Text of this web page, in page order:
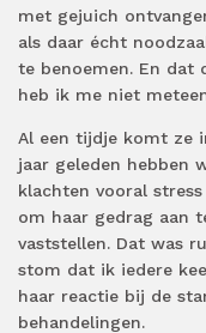
met gejuich
als daar écht
te benoemen. En dat
heb ik me niet
Al een tijdje komt ze
jaar geleden hebben
klachten vooral
om haar gedrag aan
vaststellen. Dat was
stom dat ik iedere
haar reactie bij de
behandelingen.